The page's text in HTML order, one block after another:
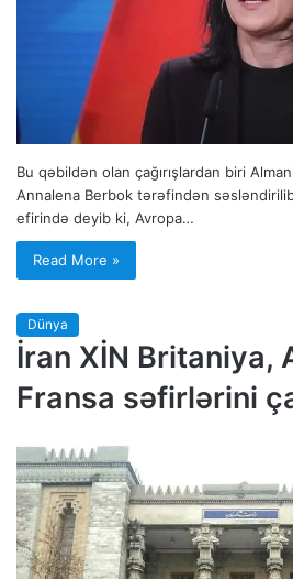
Bu qəbildən olan çağırışlardan biri
Annalena Berbok tərəfindən
efirində deyib ki, Avropa…
Read More »
Dünya
İran XİN Britaniya,
Fransa səfirlərini